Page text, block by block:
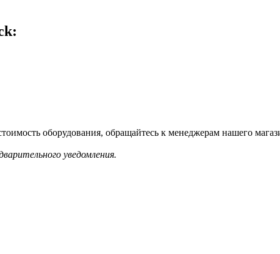
оборудования, обращайтесь к менеджерам нашего
уведомления.